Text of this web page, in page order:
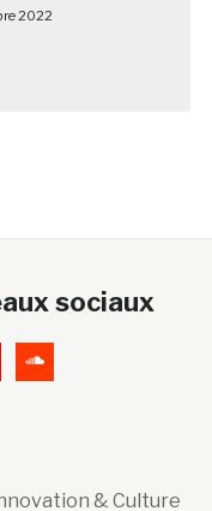
2022
sociaux
& Culture